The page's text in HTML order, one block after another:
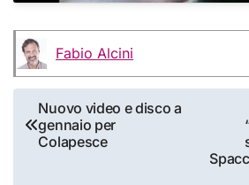
Fabio Alcini
Navigazione
articoli
Nuovo video e disco a
gennaio per
Colapesce